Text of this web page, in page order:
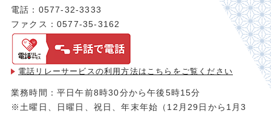
電話：0577-32-3333
ファクス：0577-35-3162
電話リレーサービスの利用方法は こちらをご覧ください
業務時間：平日午前8時30分から午後5時15分
※土曜日、日曜日、祝日、年末年始（12月29日から1月3